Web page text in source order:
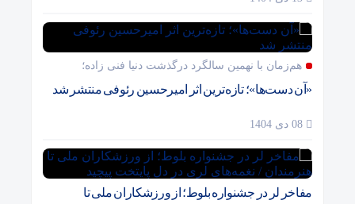
هم‌زمان با نهمین سالگرد درگذشت دنیا فنی زاده؛
«آن دست‌ها»؛ تازه‌ترین اثر امیرحسین رئوفی منتشر شد
مفاخر لر در جشنواره بلوط؛ از ورزشکاران ملی تا